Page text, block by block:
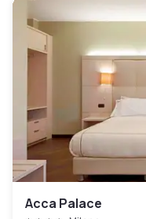
Acca Palace